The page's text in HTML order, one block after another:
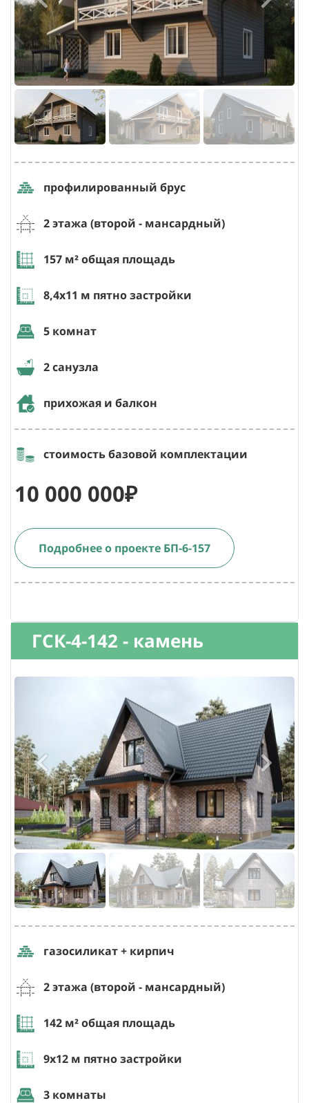
профилированный брус
2 этажа (второй - мансардный)
157 м² общая площадь
8,4х11 м пятно застройки
5 комнат
2 санузла
прихожая и балкон
стоимость базовой комплектации
10 000 000₽
Подробнее о проекте БП-6-157
ГСК-4-142 - камень
газосиликат + кирпич
2 этажа (второй - мансардный)
142 м² общая площадь
9х12 м пятно застройки
3 комнаты